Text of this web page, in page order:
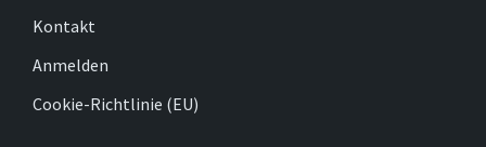
Kontakt
Anmelden
Cookie-Richtlinie (EU)